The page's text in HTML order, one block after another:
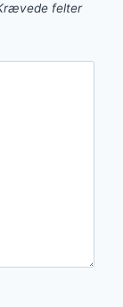
felter